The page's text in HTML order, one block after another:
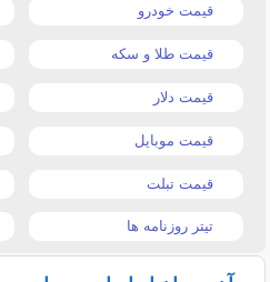
قیمت خودرو
قیمت طلا و سکه
قیمت دلار
قیمت موبایل
قیمت تبلت
تیتر روزنامه ها